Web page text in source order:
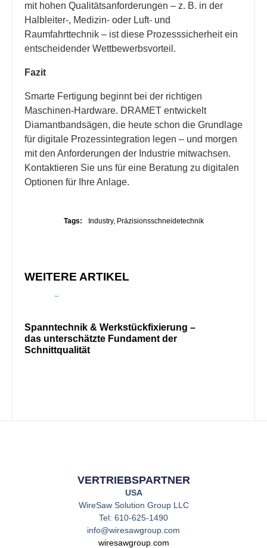
mit hohen Qualitätsanforderungen – z. B. in der
Halbleiter-, Medizin- oder Luft- und
Raumfahrttechnik – ist diese Prozesssicherheit ein
entscheidender Wettbewerbsvorteil.
Fazit
Smarte Fertigung beginnt bei der richtigen
Maschinen-Hardware. DRAMET entwickelt
Diamantbandsägen, die heute schon die Grundlage
für digitale Prozessintegration legen – und morgen
mit den Anforderungen der Industrie mitwachsen.
Kontaktieren Sie uns für eine Beratung zu digitalen
Optionen für Ihre Anlage.
Tags: Industry, Präzisionsschneidetechnik
WEITERE ARTIKEL
Spanntechnik & Werkstückfixierung –
das unterschätzte Fundament der
Schnittqualität
VERTRIEBSPARTNER
USA
WireSaw Solution Group LLC
Tel: 610-625-1490
info@wiresawgroup.com
wiresawgroup.com